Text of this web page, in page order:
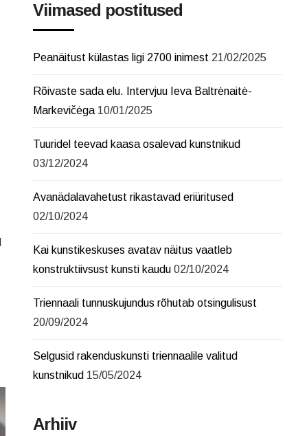
Viimased postitused
Peanäitust külastas ligi 2700 inimest 21/02/2025
Rõivaste sada elu. Intervjuu Ieva Baltrėnaitė-
Markevičėga 10/01/2025
Tuuridel teevad kaasa osalevad kunstnikud
03/12/2024
Avanädalavahetust rikastavad eriüritused
02/10/2024
Kai kunstikeskuses avatav näitus vaatleb
konstruktiivsust kunsti kaudu 02/10/2024
Triennaali tunnuskujundus rõhutab otsingulisust
20/09/2024
Selgusid rakenduskunsti triennaalile valitud
kunstnikud 15/05/2024
Arhiiv